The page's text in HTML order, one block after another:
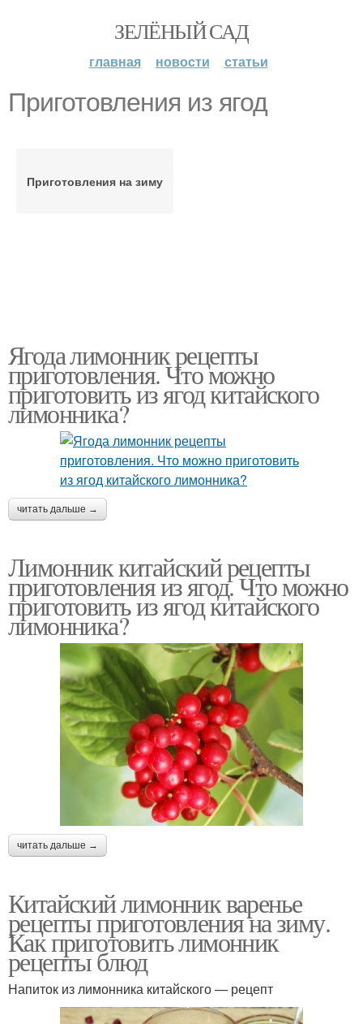
ЗЕЛЁНЫЙ САД
главная новости статьи
Приготовления из ягод
Приготовления на зиму
Ягода лимонник рецепты
приготовления. Что можно
приготовить из ягод китайского
лимонника?
читать дальше →
Лимонник китайский рецепты
приготовления из ягод. Что можно
приготовить из ягод китайского
лимонника?
читать дальше →
Китайский лимонник варенье
рецепты приготовления на зиму.
Как приготовить лимонник
рецепты блюд
Напиток из лимонника китайского — рецепт